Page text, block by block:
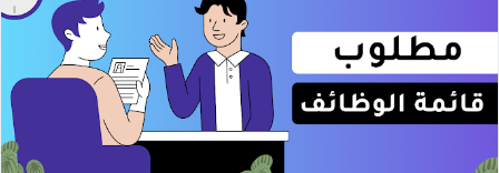
مطلوب مدرس صحة نفسية -